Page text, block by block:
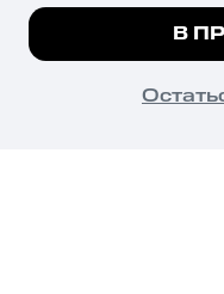
психотропных веществ,
их незаконный оборот
законодательством
© 2026 ООО «КИОН».
Все права защищены
Мы используемВ